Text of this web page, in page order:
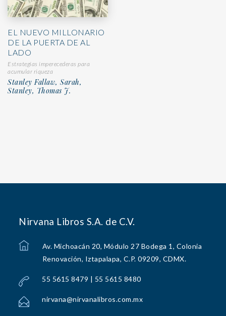
EL NUEVO MILLONARIO
DE LA PUERTA DE AL
LADO
Estrategias imperecederas para
acumular riqueza
Stanley Fallaw, Sarah,
Stanley, Thomas J.
Nirvana Libros S.A. de C.V.
Av. Michoacán 20, Módulo 27 Bodega 1, Colonia
Renovación, Iztapalapa, C.P. 09209, CDMX.
55 5615 8479 | 55 5615 8480
nirvana@nirvanalibros.com.mx